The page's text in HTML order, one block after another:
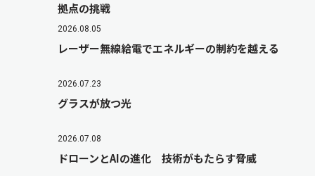
拠点の挑戦
2026.08.05
レーザー無線給電でエネルギーの制約を越える
2026.07.23
グラスが放つ光
2026.07.08
ドローンとAIの進化 技術がもたらす脅威